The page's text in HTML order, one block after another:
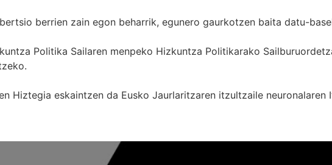
berrien zain egon beharrik, egunero gaurkotzen baita datu-
Politika Sailaren menpeko Hizkuntza Politikarako
Hiztegia eskaintzen da Eusko Jaurlaritzaren itzultzaile neuronalaren